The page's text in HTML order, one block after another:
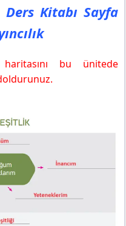
Ders Kitabı Sayfa
bu ünitede